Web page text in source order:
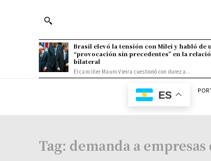
Brasil elevó la tensión con Milei y habló de
“provocación sin precedentes” en la
bilateral
El canciller Mauro Vieira cuestionó con dureza...
ES
Tag: demanda a